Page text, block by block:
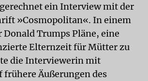
ein Interview mit der
»Cosmopolitan«. In einem
Donald Trumps Pläne, eine
Elternzeit für Mütter zu
die Interviewerin mit
frühere Äußerungen des